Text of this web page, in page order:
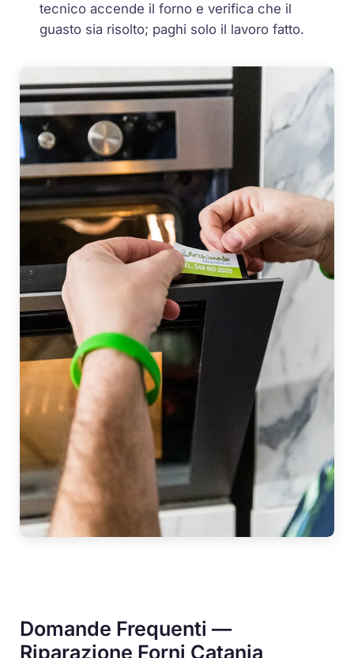
tecnico accende il forno e verifica che il
guasto sia risolto; paghi solo il lavoro fatto.
Domande Frequenti —
Riparazione Forni Catania